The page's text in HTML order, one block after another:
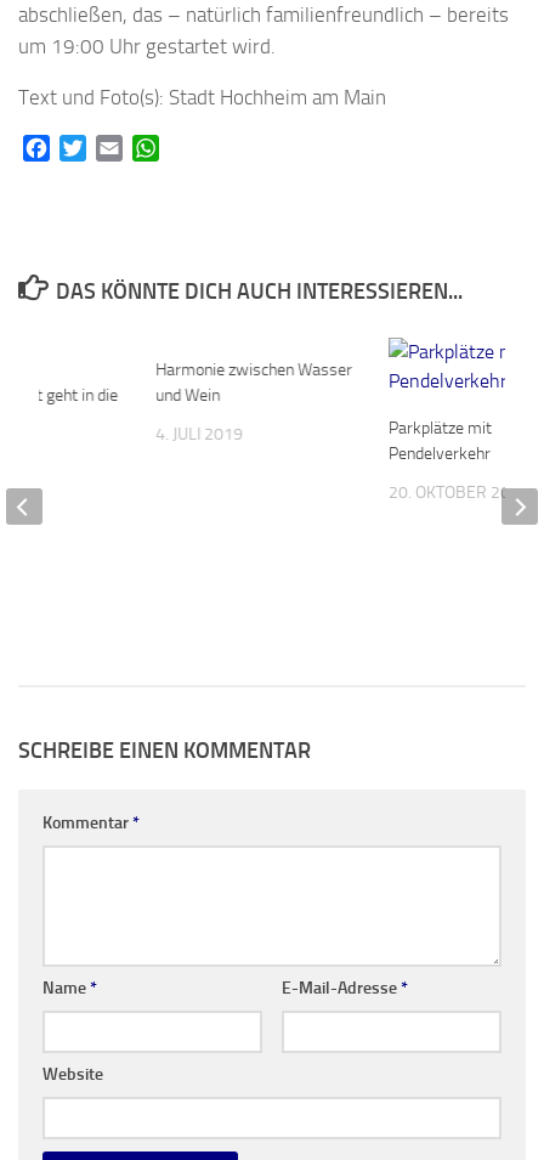
abschließen, das – natürlich familienfreundlich – bereits
um 19:00 Uhr gestartet wird.
Text und Foto(s): Stadt Hochheim am Main
FacebookTwitterEmail
DAS KÖNNTE DICH AUCH INTERESSIEREN...
Harmonie zwischen Wasser
und Wein
4. JULI 2019
Parkplätze mit
Pendelverkehr
20. OKTOBER 2016
geht in die
SCHREIBE EINEN KOMMENTAR
Kommentar*
Name* E-Mail-Adresse*
Website